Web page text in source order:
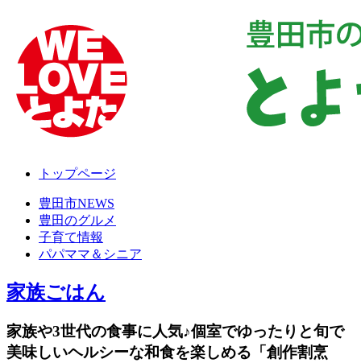
トップページ
豊田市NEWS
豊田のグルメ
子育て情報
パパママ＆シニア
家族ごはん
家族や3世代の食事に人気♪個室でゆったりと旬で
美味しいヘルシーな和食を楽しめる「創作割烹